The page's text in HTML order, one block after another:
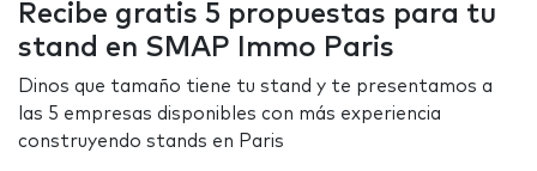
Recibe gratis 5 propuestas para tu
stand en SMAP Immo Paris
Dinos que tamaño tiene tu stand y te presentamos a
las 5 empresas disponibles con más experiencia
construyendo stands en Paris